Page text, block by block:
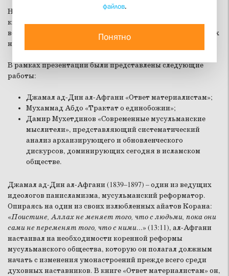
Научные труды представил член редакционного совета
книжной серии, научный руководитель Института
востоковедения РАН, академик РАН, доктор исторических
наук, профессор Виталий Вячеславович Наумкин.
В рамках презентации были представлены следующие
работы:
Джамал ад-Дин ал-Афгани «Ответ материалистам»;
Мухаммад Абдо «Трактат о единобожии»;
Дамир Мухетдинов «Современные мусульманские
мыслители», представляющий систематический
анализ архаизирующего и обновленческого
дискурсов, доминирующих сегодня в исламском
обществе.
Джамал ад-Дин ал-Афгани (1839–1897) – один из ведущих
идеологов панисламизма, мусульманский реформатор.
Опираясь на один из своих излюбленных айатов Корана:
«Поистине, Аллах не меняет того, что с людьми, пока они
сами не переменят того, что с ними...» (13:11), ал-Афгани
настаивал на необходимости коренной реформы
мусульманского общества, которую он полагал должным
начать с изменения умонастроений прежде всего среди
духовных наставников. В книге «Ответ материалистам» он,
файлов.
Понятно